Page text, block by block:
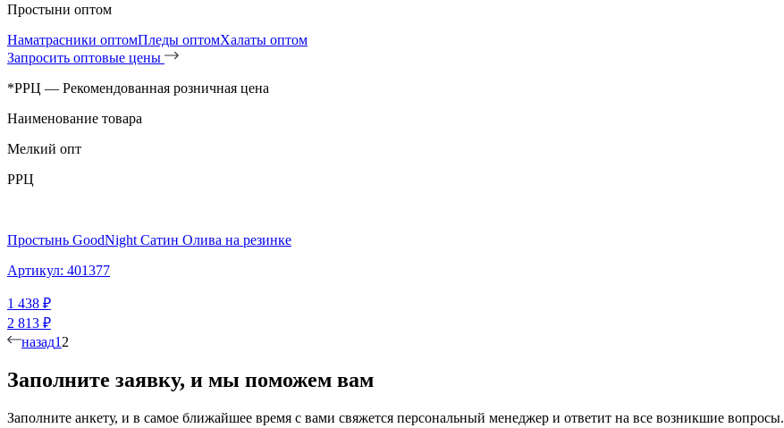
Простыни оптом
Наматрасники оптомПледы оптомХалаты оптом
Запросить оптовые цены
*РРЦ — Рекомендованная розничная цена
Наименование товара
Мелкий опт
РРЦ
Простынь GoodNight Сатин Олива на резинке
Артикул: 401377
1 438 ₽
2 813 ₽
назад1 2
Заполните заявку, и мы поможем вам
Заполните анкету, и в самое ближайшее время с вами свяжется персональный менеджер и ответит на все возникшие вопросы.